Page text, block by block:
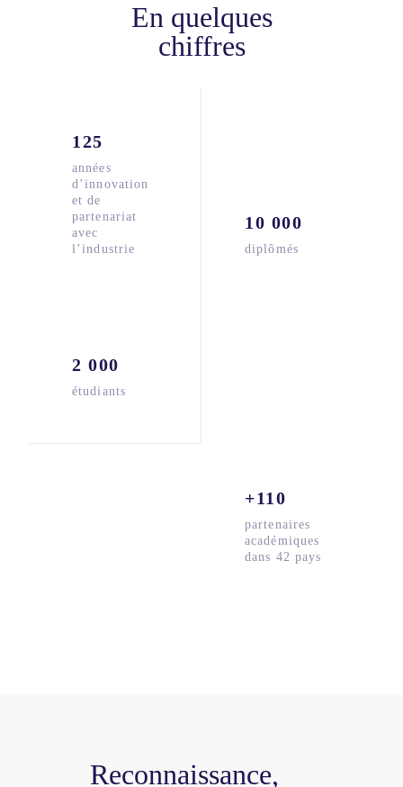
En quelques
chiffres
125
années
d’innovation
et de
partenariat
avec
l’industrie
10 000
diplômés
2 000
étudiants
+110
partenaires
académiques
dans 42 pays
Reconnaissance,